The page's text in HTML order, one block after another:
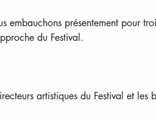
présentement pour
du Festival.
artistiques du Festival et les